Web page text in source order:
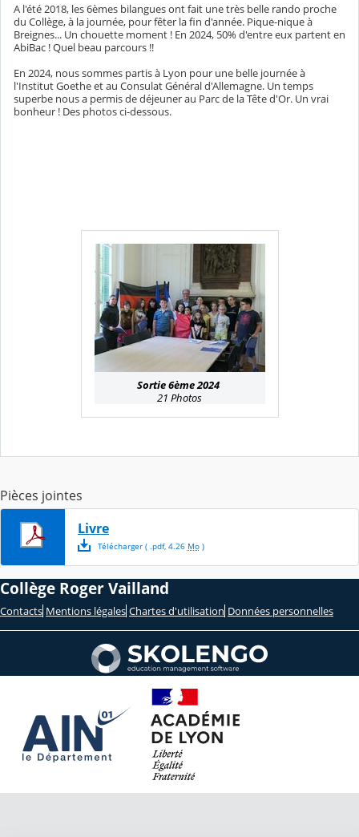
A l'été 2018, les 6èmes bilangues ont fait une très belle rando proche
du Collège, à la journée, pour fêter la fin d'année. Pique-nique à
Breignes... Un chouette moment ! En 2024, 50% d'entre eux partent en
AbiBac ! Quel beau parcours !!
En 2024, nous sommes partis à Lyon pour une belle journée à
l'Institut Goethe et au Consulat Général d'Allemagne. Un temps
superbe nous a permis de déjeuner au Parc de la Tête d'Or. Un vrai
bonheur ! Des photos ci-dessous.
Sortie 6ème 2024
21 Photos
Pièces jointes
Livre
Télécharger( .pdf, 4.26 Mo)
Collège Roger Vailland
Contacts Mentions légales Chartes d'utilisation Données personnelles